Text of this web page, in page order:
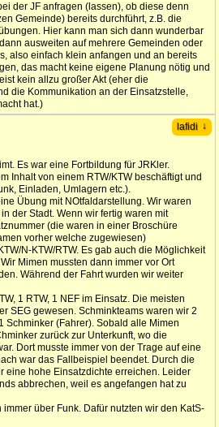
der JF anfragen (lassen), ob diese denn
Gemeinde) bereits durchführt, z.B. die
Hier kann man sich dann wunderbar
ausweiten auf mehrere Gemeinden oder
also einfach klein anfangen und an bereits
das macht keine eigene Planung nötig und
kein allzu großer Akt (eher die
die Kommunikation an der Einsatzstelle,
hat.)
lafidi ↓
Es war eine Fortbildung für JRKler.
Inhalt von einem RTW/KTW beschäftigt und
Einladen, Umlagern etc.).
Übung mit NOtfaldarstellung. Wir waren
der Stadt. Wenn wir fertig waren mit
(die waren in einer Broschüre
vorher welche zugewiesen)
N-KTW/RTW. Es gab auch die Möglichkeit
Mimen mussten dann immer vor Ort
Während der Fahrt wurden wir weiter
1 RTW, 1 NEF im Einsatz. Die meisten
SEG gewesen. Schminkteams waren wir 2
Schminker (Fahrer). Sobald alle Mimen
zurück zur Unterkunft, wo die
Dort musste immer von der Trage auf eine
war das Fallbeispiel beendet. Durch die
eine hohe Einsatzdichte erreichen. Leider
abbrechen, weil es angefangen hat zu
über Funk. Dafür nutzten wir den KatS-